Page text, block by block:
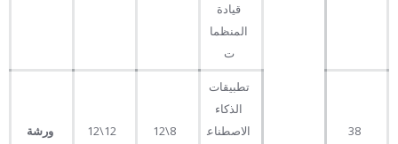
قيادة
المنظما
ت
38
تطبيقات
الذكاء
الاصطناع
12\12 ورشة